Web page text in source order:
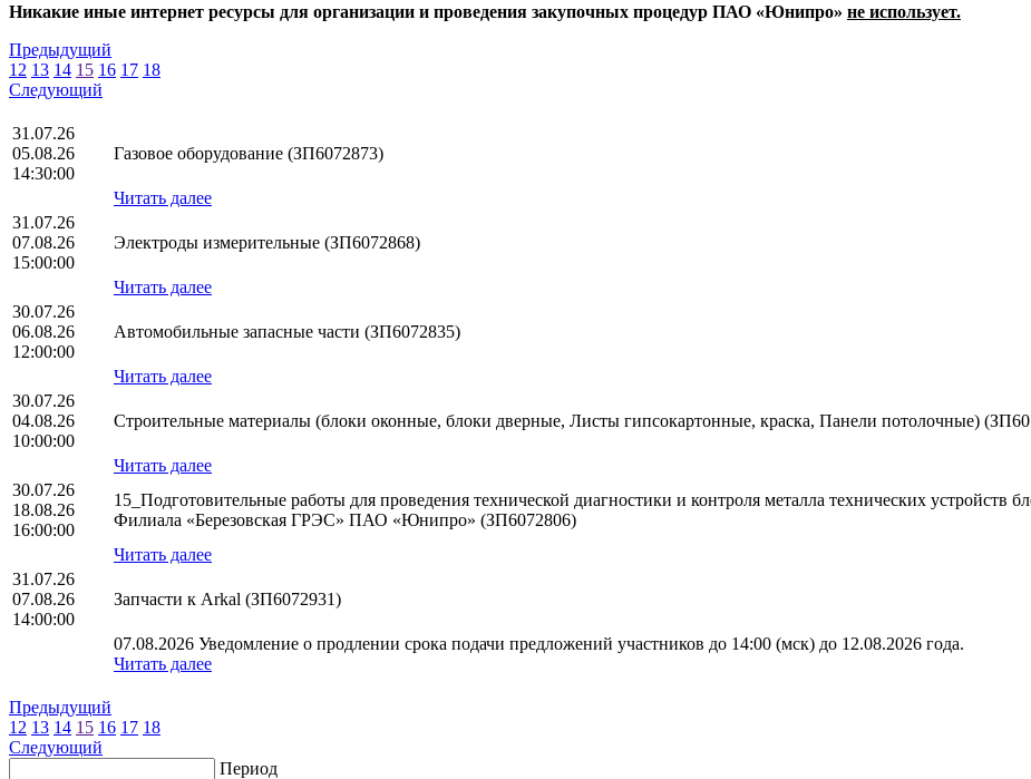
Никакие иные интернет ресурсы для организации и проведения закупочных процедур ПАО «Юнипро» не использует.
Предыдущий
12 13 14 15 16 17 18
Следующий
31.07.26
05.08.26
14:30:00
Газовое оборудование (ЗП6072873)
Читать далее
31.07.26
07.08.26
15:00:00
Электроды измерительные (ЗП6072868)
Читать далее
30.07.26
06.08.26
12:00:00
Автомобильные запасные части (ЗП6072835)
Читать далее
30.07.26
04.08.26
10:00:00
Строительные материалы (блоки оконные, блоки дверные, Листы гипсокартонные, краска, Панели потолочные)
Читать далее
30.07.26
18.08.26
16:00:00
15_Подготовительные работы для проведения технической диагностики и контроля металла технических
Филиала «Березовская ГРЭС» ПАО «Юнипро» (ЗП6072806)
Читать далее
31.07.26
07.08.26
14:00:00
Запчасти к Arkal (ЗП6072931)
07.08.2026 Уведомление о продлении срока подачи предложений участников до 14:00 (мск) до 12.08.2026 года.
Читать далее
Предыдущий
12 13 14 15 16 17 18
Следующий
Период